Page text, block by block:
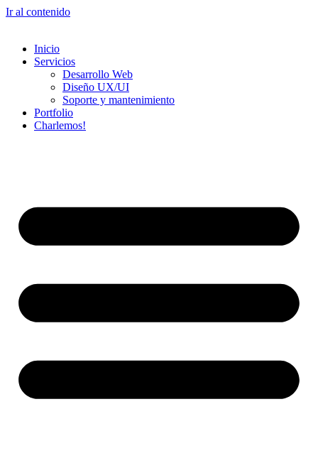
Ir al contenido
Inicio
Servicios
Desarrollo Web
Diseño UX/UI​
Soporte y mantenimiento
Portfolio
Charlemos!